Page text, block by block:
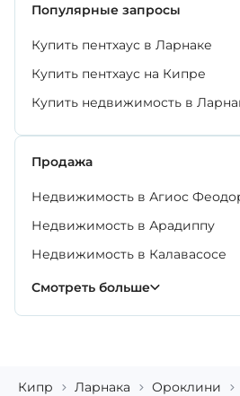
Популярные запросы
Купить пентхаус в Ларнаке
Купить пентхаус на Кипре
Купить недвижимость в
Продажа
Недвижимость в Агиос
Недвижимость в Арадиппу
Недвижимость в Калавасосе
Недвижимость в Кити
Недвижимость в Ливадии
Недвижимость в Ороклини
Недвижимость в Пано Лефкара
Недвижимость в Периволии
Недвижимость в Пиле
Смотреть больше
Кипр Ларнака Ороклини